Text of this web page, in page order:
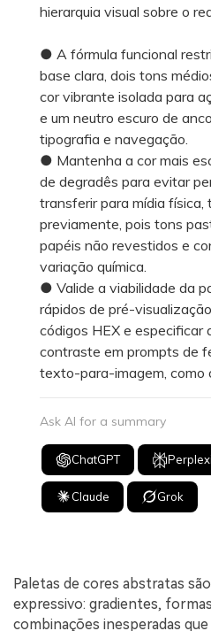
hierarquia visual sobre o
● A fórmula funcional
base clara, dois tons
cor vibrante isolada para
e um neutro escuro de
tipografia e navegação.
● Mantenha a cor mais
de degradês para evitar
transferir para mídia física,
previamente, pois tons
papéis não revestidos e
variação química.
● Valide a viabilidade da
rápidos de pré-
códigos HEX e especificar
contraste em prompts de
texto-para-imagem, como
Ask AI for a summary
ChatGPT
Claude Grok
Paletas de cores abstratas
expressivo: gradientes,
combinações inesperadas